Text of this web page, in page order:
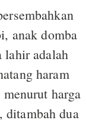
anak domba
lahir adalah
haram
harga
dua